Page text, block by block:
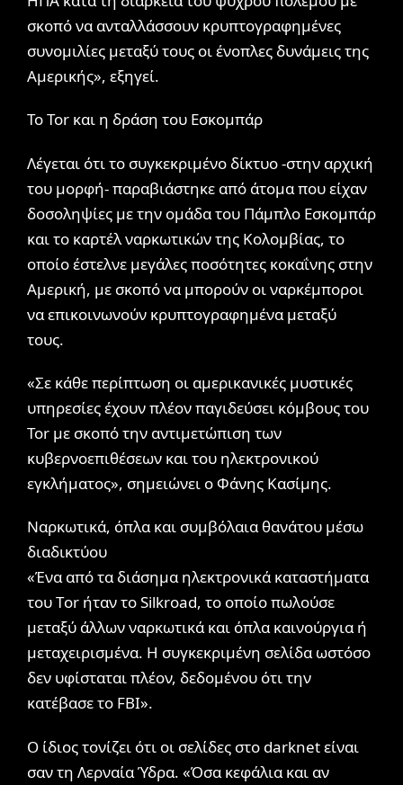
σκοπό να ανταλλάσσουν κρυπτογραφημένες
συνομιλίες μεταξύ τους οι ένοπλες δυνάμεις της
Αμερικής», εξηγεί.
Το Tor και η δράση του Εσκομπάρ
Λέγεται ότι το συγκεκριμένο δίκτυο -στην αρχική
του μορφή- παραβιάστηκε από άτομα που είχαν
δοσοληψίες με την ομάδα του Πάμπλο Εσκομπάρ
και το καρτέλ ναρκωτικών της Κολομβίας, το
οποίο έστελνε μεγάλες ποσότητες κοκαΐνης στην
Αμερική, με σκοπό να μπορούν οι ναρκέμποροι
να επικοινωνούν κρυπτογραφημένα μεταξύ
τους.
«Σε κάθε περίπτωση οι αμερικανικές μυστικές
υπηρεσίες έχουν πλέον παγιδεύσει κόμβους του
Tor με σκοπό την αντιμετώπιση των
κυβερνοεπιθέσεων και του ηλεκτρονικού
εγκλήματος», σημειώνει ο Φάνης Κασίμης.
Ναρκωτικά, όπλα και συμβόλαια θανάτου μέσω
διαδικτύου
«Ένα από τα διάσημα ηλεκτρονικά καταστήματα
του Τor ήταν το Silkroad, το οποίο πωλούσε
μεταξύ άλλων ναρκωτικά και όπλα καινούργια ή
μεταχειρισμένα. Η συγκεκριμένη σελίδα ωστόσο
δεν υφίσταται πλέον, δεδομένου ότι την
κατέβασε το FBI».
Ο ίδιος τονίζει ότι οι σελίδες στο darknet είναι
σαν τη Λερναία Ύδρα. «Όσα κεφάλια και αν